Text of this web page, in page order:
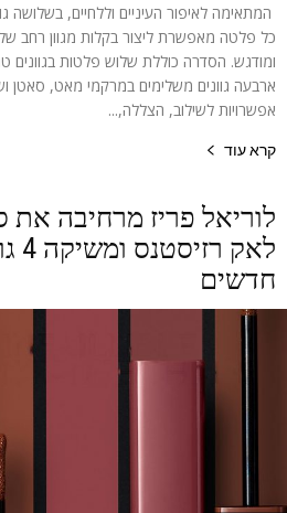
כל פלטה מאפשרת ליצור בקלות מגוון רחב
ומודגש. הסדרה כוללת שלוש פלטות
ארבעה גוונים משלימים במרקמי מאט, סאטן
אפשרויות לשילוב, הצללה,...
קרא עוד
לוריאל פריז מרחיבה
חדשים